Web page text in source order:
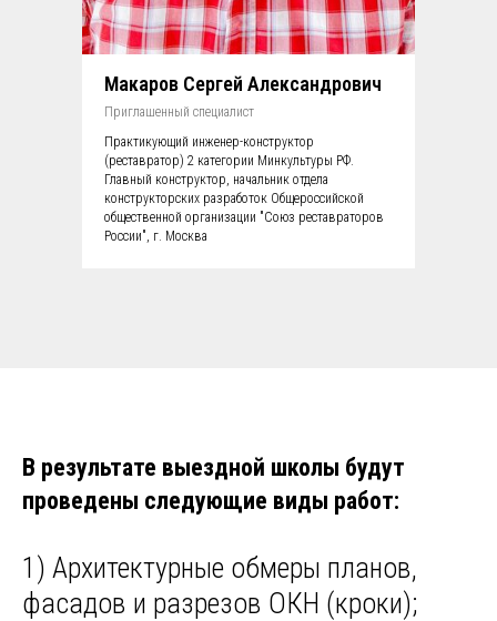
Макаров Сергей Александрович
Приглашенный специалист
Практикующий инженер-конструктор
(реставратор) 2 категории Минкультуры РФ.
Главный конструктор, начальник отдела
конструкторских разработок Общероссийской
общественной организации "Союз реставраторов
России", г. Москва
В результате выездной школы будут
проведены следующие виды работ:
1) Архитектурные обмеры планов,
фасадов и разрезов ОКН (кроки);